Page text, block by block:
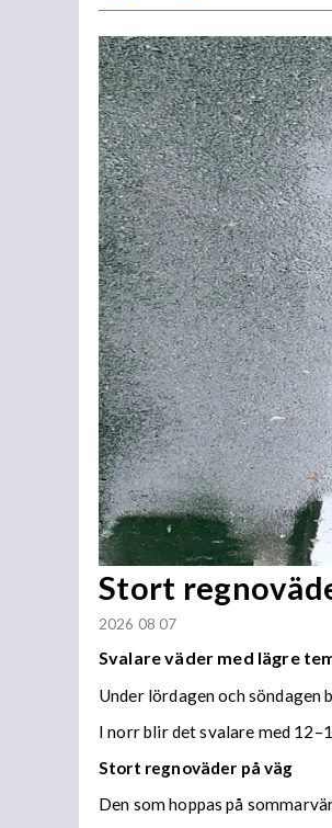
Stort
2026 08 07
Svalare väder med lägre
Under lördagen och
I norr blir det svalare med
Stort regnoväder på väg
Den som hoppas på